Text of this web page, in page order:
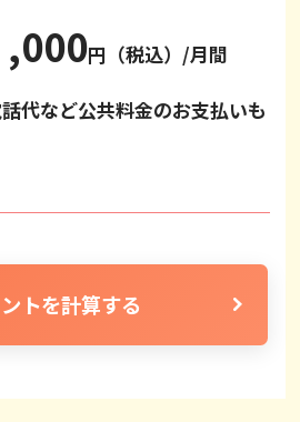
,000円（税込）/月間
代など公共料金のお支払いも
トを計算する